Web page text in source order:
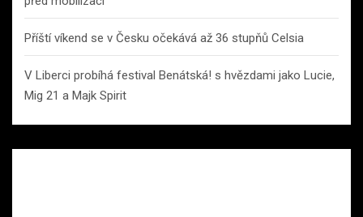
Příští víkend se v Česku očekává až 36 stupňů Celsia
V Liberci probíhá festival Benátská! s hvězdami jako Lucie,
Mig 21 a Majk Spirit